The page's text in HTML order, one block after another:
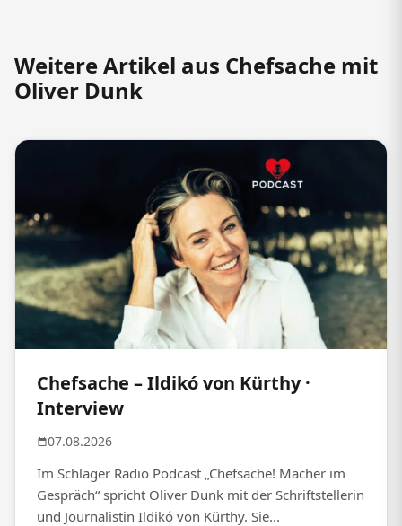
Weitere Artikel aus Chefsache mit
Oliver Dunk
Chefsache – Ildikó von Kürthy ·
Interview
07.08.2026
Im Schlager Radio Podcast „Chefsache! Macher im
Gespräch“ spricht Oliver Dunk mit der Schriftstellerin
und Journalistin Ildikó von Kürthy. Sie...